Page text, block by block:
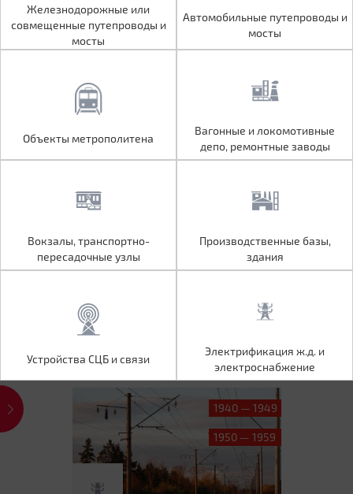
Железнодорожные или
совмещенные путепроводы и
мосты
Автомобильные путепроводы и
мосты
Вагонные и локомотивные
Вокзалы, транспортно-
пересадочные узлы
Производственные базы,
Электрификация ж.д. и
электроснабжение
Железнодорожные или
совмещенные путепроводы и
мосты
Автомобильные путепроводы и
мосты
Объекты метрополитена
Вагонные и локомотивные
депо, ремонтные заводы
Вокзалы, транспортно-
пересадочные узлы
Производственные базы,
здания
Устройства СЦБ и связи
Электрификация ж.д. и
электроснабжение
1940 — 1949
1950 — 1959